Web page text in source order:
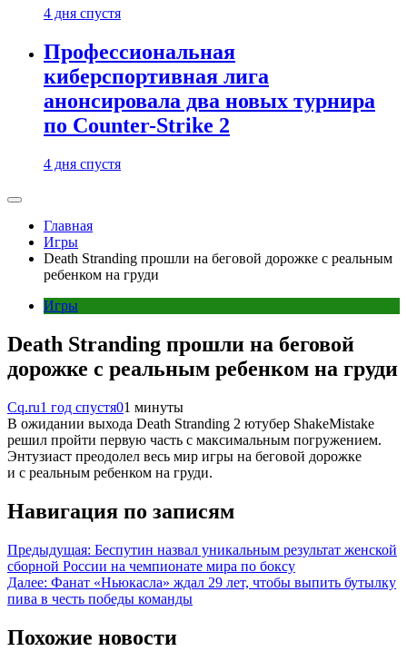
4 дня спустя
Профессиональная
киберспортивная лига
анонсировала два новых турнира
по Counter-Strike 2
4 дня спустя
Главная
Игры
Death Stranding прошли на беговой дорожке с реальным
ребенком на груди
Игры
Death Stranding прошли на беговой
дорожке с реальным ребенком на груди
Cq.ru1 год спустя01 минуты
В ожидании выхода Death Stranding 2 ютубер ShakeMistake
решил пройти первую часть с максимальным погружением.
Энтузиаст преодолел весь мир игры на беговой дорожке
и с реальным ребенком на груди.
Навигация по записям
Предыдущая: Беспутин назвал уникальным результат женской
сборной России на чемпионате мира по боксу
Далее: Фанат «Ньюкасла» ждал 29 лет, чтобы выпить бутылку
пива в честь победы команды
Похожие новости